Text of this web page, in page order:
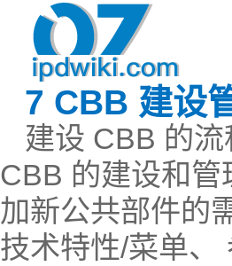
7 CBB 建设
建设 CBB 的
CBB 的建设和
加新公共部件的
技术特性/菜单、